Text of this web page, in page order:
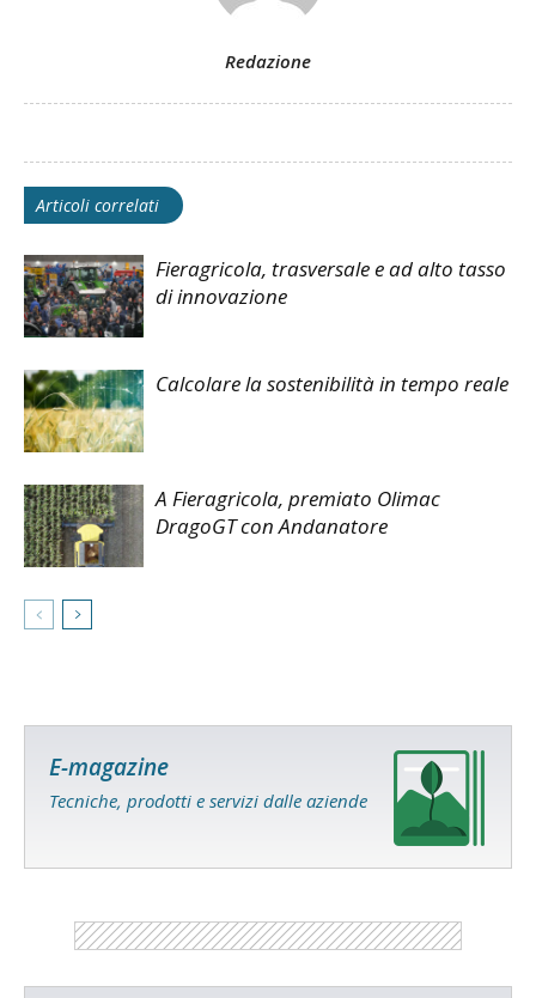
Redazione
Articoli correlati
Fieragricola, trasversale e ad alto tasso
di innovazione
Calcolare la sostenibilità in tempo reale
A Fieragricola, premiato Olimac
DragoGT con Andanatore
E-magazine
Tecniche, prodotti e servizi dalle aziende